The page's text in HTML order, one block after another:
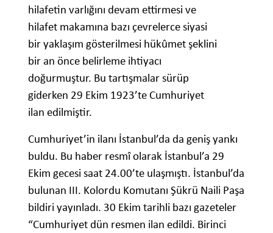
hilafetin varlığını devam ettirmesi ve
hilafet makamına bazı çevrelerce siyasi
bir yaklaşım gösterilmesi hükûmet şeklini
bir an önce belirleme ihtiyacı
doğurmuştur. Bu tartışmalar sürüp
giderken 29 Ekim 1923’te Cumhuriyet
ilan edilmiştir.
Cumhuriyet’in ilanı İstanbul’da da geniş yankı
buldu. Bu haber resmî olarak İstanbul’a 29
Ekim gecesi saat 24.00’te ulaşmıştı. İstanbul’da
bulunan III. Kolordu Komutanı Şükrü Naili Paşa
bildiri yayınladı. 30 Ekim tarihli bazı gazeteler
“Cumhuriyet dün resmen ilan edildi. Birinci